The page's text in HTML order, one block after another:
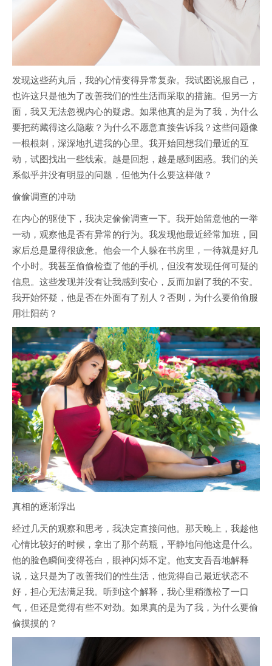
发现这些药丸后，我的心情变得异常复杂。我试图说服自己，
也许这只是他为了改善我们的性生活而采取的措施。但另一方
面，我又无法忽视内心的疑虑。如果他真的是为了我，为什么
要把药藏得这么隐蔽？为什么不愿意直接告诉我？这些问题像
一根根刺，深深地扎进我的心里。我开始回想我们最近的互
动，试图找出一些线索。越是回想，越是感到困惑。我们的关
系似乎并没有明显的问题，但他为什么要这样做？
偷偷调查的冲动
在内心的驱使下，我决定偷偷调查一下。我开始留意他的一举
一动，观察他是否有异常的行为。我发现他最近经常加班，回
家后总是显得很疲惫。他会一个人躲在书房里，一待就是好几
个小时。我甚至偷偷检查了他的手机，但没有发现任何可疑的
信息。这些发现并没有让我感到安心，反而加剧了我的不安。
我开始怀疑，他是否在外面有了别人？否则，为什么要偷偷服
用壮阳药？
真相的逐渐浮出
经过几天的观察和思考，我决定直接问他。那天晚上，我趁他
心情比较好的时候，拿出了那个药瓶，平静地问他这是什么。
他的脸色瞬间变得苍白，眼神闪烁不定。他支支吾吾地解释
说，这只是为了改善我们的性生活，他觉得自己最近状态不
好，担心无法满足我。听到这个解释，我心里稍微松了一口
气，但还是觉得有些不对劲。如果真的是为了我，为什么要偷
偷摸摸的？